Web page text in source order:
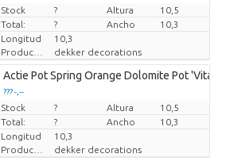
Precio por pieza
Stock ? Altura
10,5
Total:
? Ancho
10,3
Longitud
10,3
Productor
dekker decorations
Actie Pot Spring Orange Dolomite Pot 'Vitae'
??? -,--
Precio por pieza
Stock ? Altura
10,5
Total:
? Ancho
10,3
Longitud
10,3
Productor
dekker decorations